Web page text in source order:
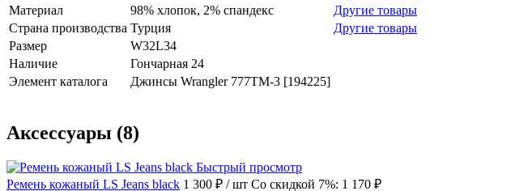
Материал
98% хлопок, 2% спандекс
Другие товары
Страна производства Турция
Другие товары
Размер
W32L34
Наличие
Гончарная 24
Элемент каталога
Джинсы Wrangler 777TM-3 [194225]
Аксессуары (8)
Быстрый просмотр
Ремень кожаный LS Jeans black 1 300 ₽ / шт Со скидкой 7%: 1 170 ₽